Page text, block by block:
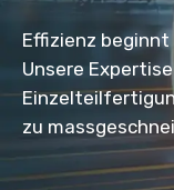
Effizienz
Unsere
zu